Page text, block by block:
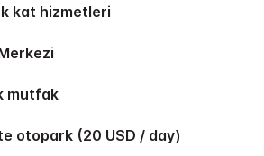
kat hizmetleri
Merkezi
mutfak
otopark (20 USD / day)